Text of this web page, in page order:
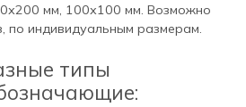
мм, 100х100 мм. Возможно
по индивидуальным размерам.
типы